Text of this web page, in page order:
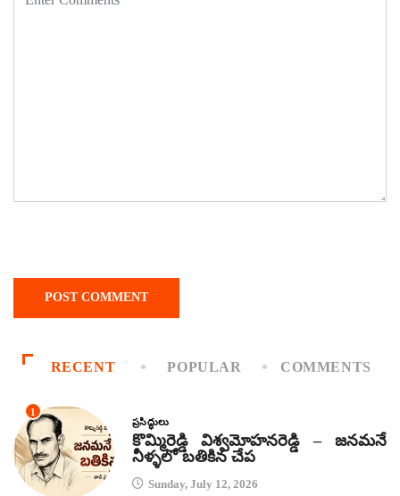
RECENT POPULAR COMMENTS
1
ప్రసిద్ధులు
కొమ్మిరెడ్డి విశ్వమోహనరెడ్డి – జనమనే
నీళ్ళలో బతికిన చేప
Sunday, July 12, 2026